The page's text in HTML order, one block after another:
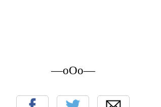
—oOo—